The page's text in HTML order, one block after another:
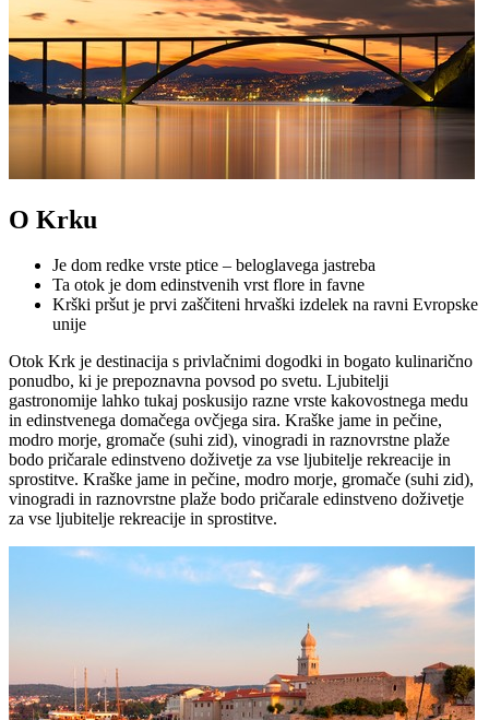
O Krku
Je dom redke vrste ptice – beloglavega jastreba
Ta otok je dom edinstvenih vrst flore in favne
Krški pršut je prvi zaščiteni hrvaški izdelek na ravni Evropske
unije
Otok Krk je destinacija s privlačnimi dogodki in bogato kulinarično
ponudbo, ki je prepoznavna povsod po svetu. Ljubitelji
gastronomije lahko tukaj poskusijo razne vrste kakovostnega medu
in edinstvenega domačega ovčjega sira. Kraške jame in pečine,
modro morje, gromače (suhi zid), vinogradi in raznovrstne plaže
bodo pričarale edinstveno doživetje za vse ljubitelje rekreacije in
sprostitve. Kraške jame in pečine, modro morje, gromače (suhi zid),
vinogradi in raznovrstne plaže bodo pričarale edinstveno doživetje
za vse ljubitelje rekreacije in sprostitve.